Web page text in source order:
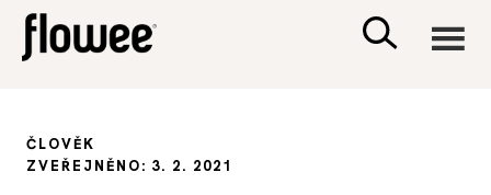
ČLOVĚK
ZVEŘEJNĚNO: 3. 2. 2021